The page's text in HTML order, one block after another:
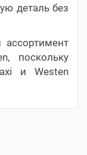
деталь без
поскольку
и Westen